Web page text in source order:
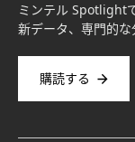
ミンテル Spotlight
新データ、専門的な
購読する